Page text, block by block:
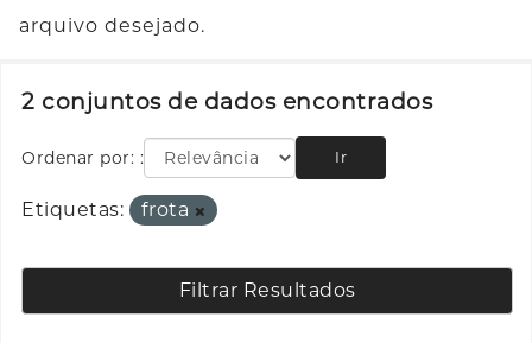
arquivo desejado.
2 conjuntos de dados encontrados
Ordenar por: Ir
Etiquetas: frota
Filtrar Resultados